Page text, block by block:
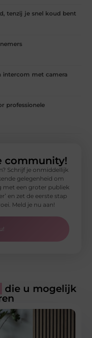
tenzij je snel koud bent
intercom met camera
professionele
community!
Schrijf je onmiddellijk
gelegenheid om
met een groter publiek
en zet de eerste stap
Meld je nu aan!
die u mogelijk